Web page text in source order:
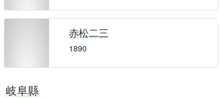
赤松二三
1890
岐阜縣